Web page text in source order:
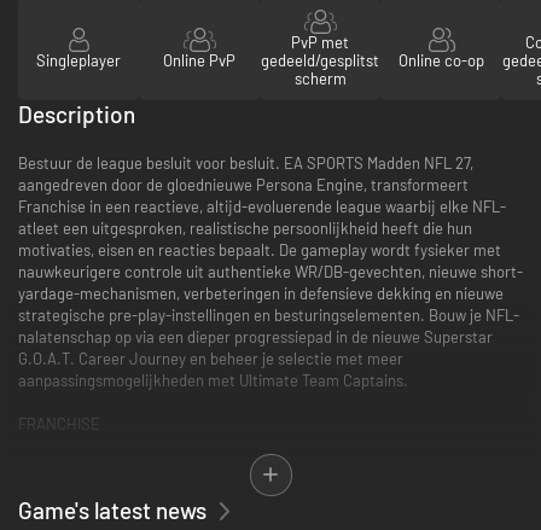
Singleplayer Online PvP
PvP met
gedeeld/gesplitst
scherm
Online co-op
Description
Bestuur de league besluit voor besluit. EA SPORTS Madden NFL 27,
aangedreven door de gloednieuwe Persona Engine, transformeert
Franchise in een reactieve, altijd-evoluerende league waarbij elke NFL-
atleet een uitgesproken, realistische persoonlijkheid heeft die hun
motivaties, eisen en reacties bepaalt. De gameplay wordt fysieker met
nauwkeurigere controle uit authentieke WR/DB-gevechten, nieuwe short-
yardage-mechanismen, verbeteringen in defensieve dekking en nieuwe
strategische pre-play-instellingen en besturingselementen. Bouw je NFL-
nalatenschap op via een dieper progressiepad in de nieuwe Superstar
G.O.A.T. Career Journey en beheer je selectie met meer
aanpassingsmogelijkheden met Ultimate Team Captains.
FRANCHISE
De gloednieuwe Persona Engine geeft elke NFL-atleet een uitgesproken
persoonlijkheid die hun motivaties, denkwijze en reacties bepaalt,
waardoor je Franchise verandert in een reactieve, voortdurend
Game's latest news